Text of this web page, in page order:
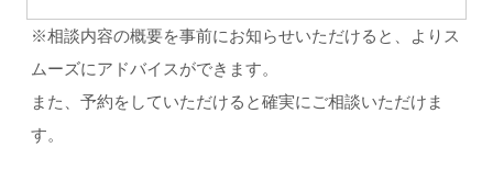
※相談内容の概要を事前にお知らせいただけると、よりス
ムーズにアドバイスができます。
また、予約をしていただけると確実にご相談いただけま
す。